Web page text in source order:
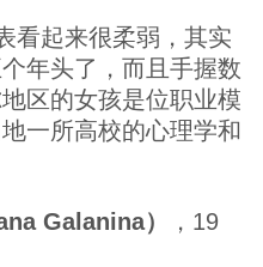
看起来很柔弱，其实
年头了，而且手握数
区的女孩是位职业模
一所高校的心理学和
Galanina）
，19